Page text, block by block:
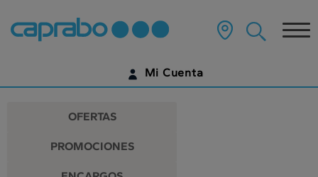
Promociones
y
descuentos
en
nuestros
supermercados
contenido
página
Mi Cuenta
¿AÚN NO TIENES UNA CUENTA DIGITAL?
OFERTAS
PROMOCIONES